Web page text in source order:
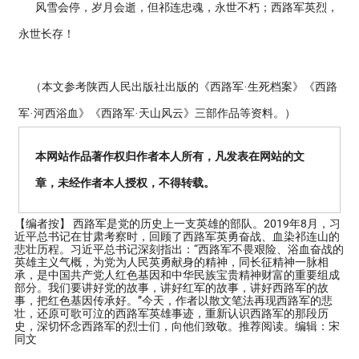
风雪会停，岁月会逝，但祁连忠魂，永世不朽；西路军英烈，
永世长存！
（本文参考陕西人民出版社出版的《西路军·生死档案》《西路
军·河西浴血》《西路军·天山风云》三部作品等资料。）
本网站作品著作权归作者本人所有，凡发表在网站的文
章，未经作者本人授权，不得转载。
【编者按】
西路军是党的历史上一支英雄的部队。2019年8月，习
近平总书记在甘肃考察时，回顾了西路军英勇奋战、血染祁连山的
悲壮历程。习近平总书记深刻指出：“西路军不畏艰险、浴血奋战的
英雄主义气概，为党为人民英勇献身的精神，同长征精神一脉相
承，是中国共产党人红色基因和中华民族宝贵精神财富的重要组成
部分。我们要讲好党的故事，讲好红军的故事，讲好西路军的故
事，把红色基因传承好。”今天，作者以散文笔法再现西路军的悲
壮，还原可歌可泣的西路军英雄事迹，重新认识西路军的那段历
史，深切怀念西路军的烈士们，向他们致敬。推荐阅读。编辑：宋
同文